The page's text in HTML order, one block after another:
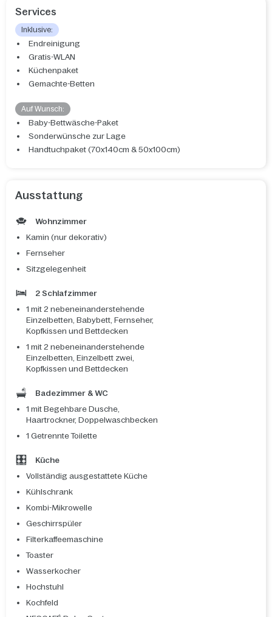
Services
Inklusive:
Endreinigung
Gratis-WLAN
Küchenpaket
Gemachte-Betten
Auf Wunsch:
Baby-Bettwäsche-Paket
Sonderwünsche zur Lage
Handtuchpaket (70x140cm & 50x100cm)
Ausstattung
Wohnzimmer
Kamin (nur dekorativ)
Fernseher
Sitzgelegenheit
2 Schlafzimmer
1 mit 2 nebeneinanderstehende
Einzelbetten, Babybett, Fernseher,
Kopfkissen und Bettdecken
1 mit 2 nebeneinanderstehende
Einzelbetten, Einzelbett zwei,
Kopfkissen und Bettdecken
Badezimmer & WC
1 mit Begehbare Dusche,
Haartrockner, Doppelwaschbecken
1 Getrennte Toilette
Küche
Vollständig ausgestattete Küche
Kühlschrank
Kombi-Mikrowelle
Geschirrspüler
Filterkaffeemaschine
Toaster
Wasserkocher
Hochstuhl
Kochfeld